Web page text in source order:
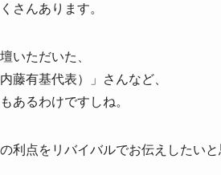
さんあります。
いただいた、
藤有基代表）」さんなど、
あるわけですしね。
利点をリバイバルでお伝えしたいと